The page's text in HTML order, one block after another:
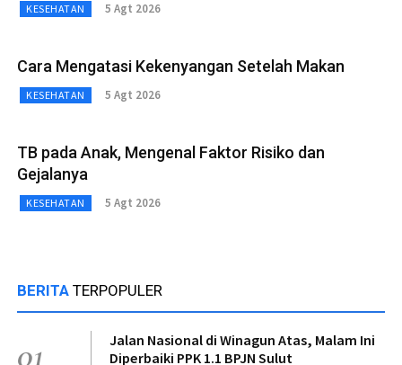
KESEHATAN 5 Agt 2026
Cara Mengatasi Kekenyangan Setelah Makan
KESEHATAN 5 Agt 2026
TB pada Anak, Mengenal Faktor Risiko dan
Gejalanya
KESEHATAN 5 Agt 2026
BERITA TERPOPULER
01
Jalan Nasional di Winagun Atas, Malam Ini
Diperbaiki PPK 1.1 BPJN Sulut